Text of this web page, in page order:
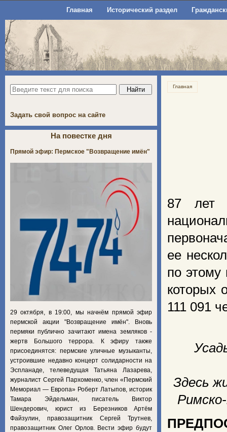
Главная Исторический раздел
Главная
87 лет
ее
по этому
которых
111 091
Здесь
Задать свой вопрос на сайте
На повестке дня
Прямой эфир: Пермское "Возвращение имён"
29 октября, в 19:00, мы начнём прямой эфир
пермской акции "Возвращение имён". Вновь
пермяки публично зачитают имена земляков -
жертв Большого террора. К эфиру также
присоединятся: пермские уличные музыканты,
устроившие недавно концерт солидарности на
Эспланаде, телеведущая Татьяна Лазарева,
журналист Сергей Пархоменко, член «Пермский
Мемориал — Европа» Роберт Латыпов, историк
Тамара Эйдельман, писатель Виктор
Шендерович, юрист из Березников Артём
Файзулин, правозащитник Сергей Трутнев,
правозащитник Олег Орлов. Вести эфир будут